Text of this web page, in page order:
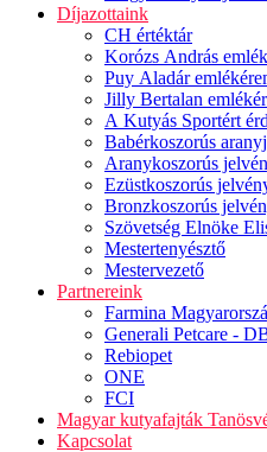
Díjazottaink
CH értéktár
Korózs András
Puy Aladár
Jilly Bertalan
A Kutyás Sportért
Babérkoszorús
Aranykoszorús
Ezüstkoszorús
Bronzkoszorús
Szövetség Elnöke
Mestertenyésztő
Mestervezető
Partnereink
Farmina
Generali Petcare -
Rebiopet
ONE
FCI
Magyar kutyafajták
Kapcsolat